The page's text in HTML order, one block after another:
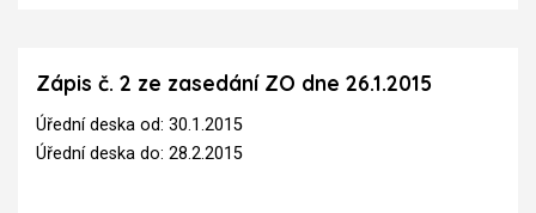
Zápis č. 2 ze zasedání ZO dne 26.1.2015
Úřední deska od: 30.1.2015
Úřední deska do: 28.2.2015